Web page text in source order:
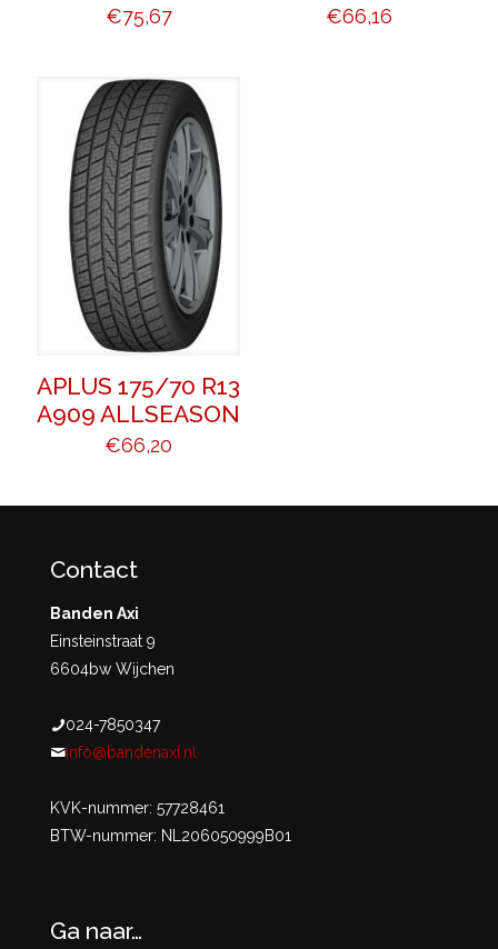
€75,67 €66,16
APLUS 175/70 R13
A909 ALLSEASON
€66,20
Contact
Banden Axi
Einsteinstraat 9
6604bw Wijchen
024-7850347
info@bandenaxi.nl
KVK-nummer: 57728461
BTW-nummer: NL206050999B01
Ga naar…